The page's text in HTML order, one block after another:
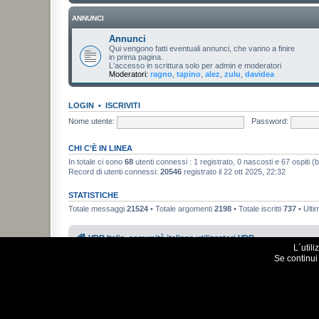
ANNUNCI
Annunci
Qui vengono fatti eventuali annunci, che vanno a finire
in prima pagina.
L'accesso in scrittura solo per admin e moderatori
Moderatori: ragno tapino alez zulu davidea
LOGIN • ISCRIVITI
Nome utente:
Password:
CHI C’È IN LINEA
In totale ci sono 68 utenti connessi : 1 registrato, 0 nascosti e 67 ospiti
Record di utenti connessi: 20546 registrato il 22 ott 2025, 22:32
STATISTICHE
Totale messaggi 21524 • Totale argomenti 2198 • Totale iscritti 737 •
VDR Italia, comunità italiana utilizzatori VDR
Se